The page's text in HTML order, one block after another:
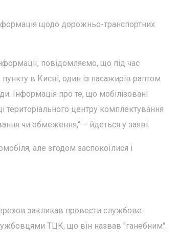
щодо дорожньо-транспортних
повідомляємо, що під час
в Києві, один із пасажирів раптом
Інформація про те, що мобілізовані
центру комплектування
чи обмеження," – йдеться у заяві.
але згодом заспокоїлися і
закликав провести службове
ТЦК, що він назвав "ганебним".